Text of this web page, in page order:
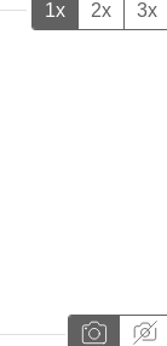
1x 2x 3x